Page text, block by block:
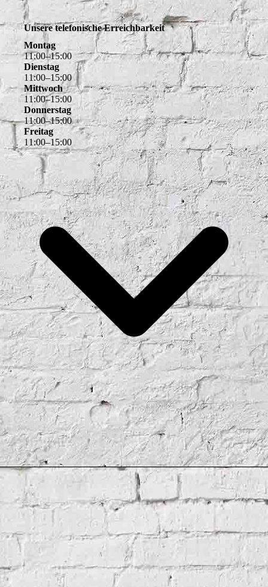
Unsere telefonische Erreichbarkeit
Montag
11:00–15:00
Dienstag
11:00–15:00
Mittwoch
11:00–15:00
Donnerstag
11:00–15:00
Freitag
11:00–15:00